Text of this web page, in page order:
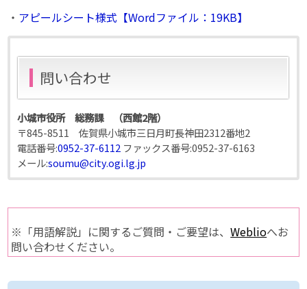
・ アピールシート様式【Wordファイル：19KB】
問い合わせ
小城市役所 総務課 （西館2階）
〒845-8511 佐賀県小城市三日月町長神田2312番地2
電話番号:0952-37-6112 ファックス番号:0952-37-6163
メール:soumu@city.ogi.lg.jp
※「用語解説」に関するご質問・ご要望は、Weblioへお
問い合わせください。